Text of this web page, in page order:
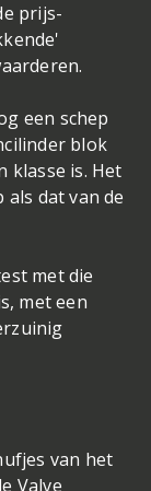
prijs-
een schep
blok
klasse is. Het
dat van de
met die
met een
van het
Valve